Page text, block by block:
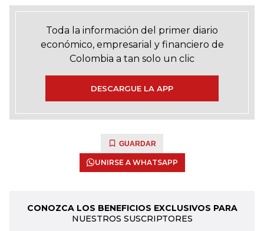
Toda la información del primer diario
económico, empresarial y financiero de
Colombia a tan solo un clic
DESCARGUE LA APP
GUARDAR
UNIRSE A WHATSAPP
CONOZCA LOS BENEFICIOS EXCLUSIVOS PARA
NUESTROS SUSCRIPTORES